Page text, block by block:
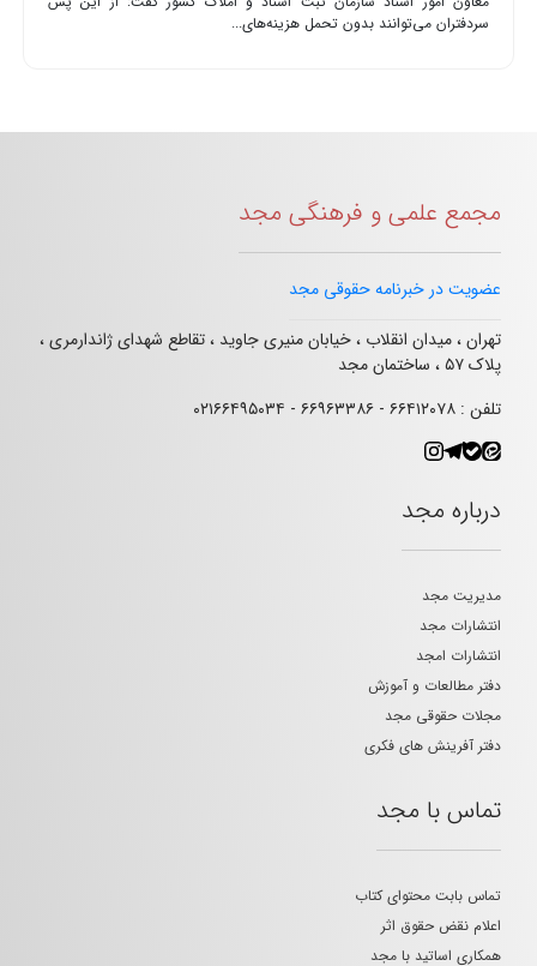
سردفتران می‌توانند بدون تحمل هزینه‌های...
مجمع علمی و فرهنگی مجد
عضویت در خبرنامه حقوقی مجد
تهران ، میدان انقلاب ، خیابان منیری جاوید ، تقاطع شهدای ژاندارمری ،
پلاک ۵۷ ، ساختمان مجد
تلفن : ۶۶۴۱۲۰۷۸ - ۶۶۹۶۳۳۸۶ - ۰۲۱۶۶۴۹۵۰۳۴
درباره مجد
مدیریت مجد
انتشارات مجد
انتشارات امجد
دفتر مطالعات و آموزش
مجلات حقوقی مجد
دفتر آفرینش های فکری
تماس با مجد
تماس بابت محتوای کتاب
اعلام نقض حقوق اثر
همکاری اساتید با مجد